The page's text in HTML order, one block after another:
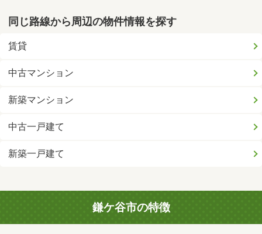
同じ路線から周辺の物件情報を探す
賃貸
中古マンション
新築マンション
中古一戸建て
新築一戸建て
鎌ケ谷市の特徴